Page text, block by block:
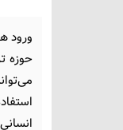
ورود
حوزه